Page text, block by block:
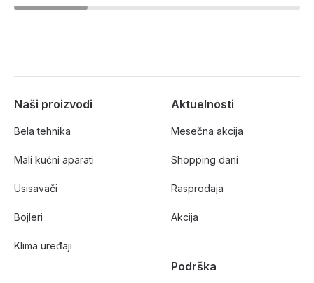
Naši proizvodi
Bela tehnika
Mali kućni aparati
Usisavači
Bojleri
Klima uređaji
Aktuelnosti
Mesečna akcija
Shopping dani
Rasprodaja
Akcija
Podrška